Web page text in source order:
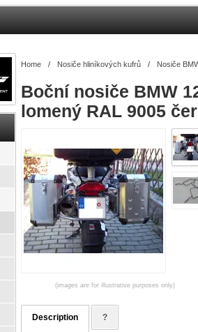
Home / Nosiče hliníkových kufrů / Nosiče
Boční nosiče BMW
lomený RAL 9005
(images are for illustrative purposes only)
Description ?